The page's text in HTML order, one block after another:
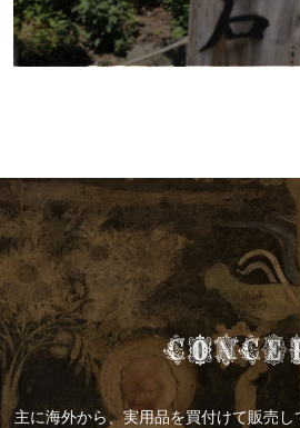
主に海外から、実用品を買付けて販売し